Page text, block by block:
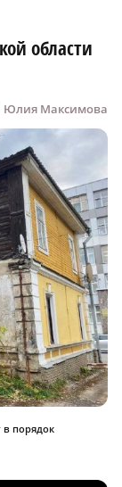
области
Юлия Максимова
в порядок